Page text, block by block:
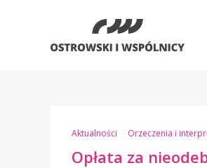
Aktualności Orzeczenia i
Opłata za